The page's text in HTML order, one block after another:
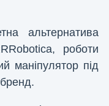
альтернатива
роботи
маніпулятор під